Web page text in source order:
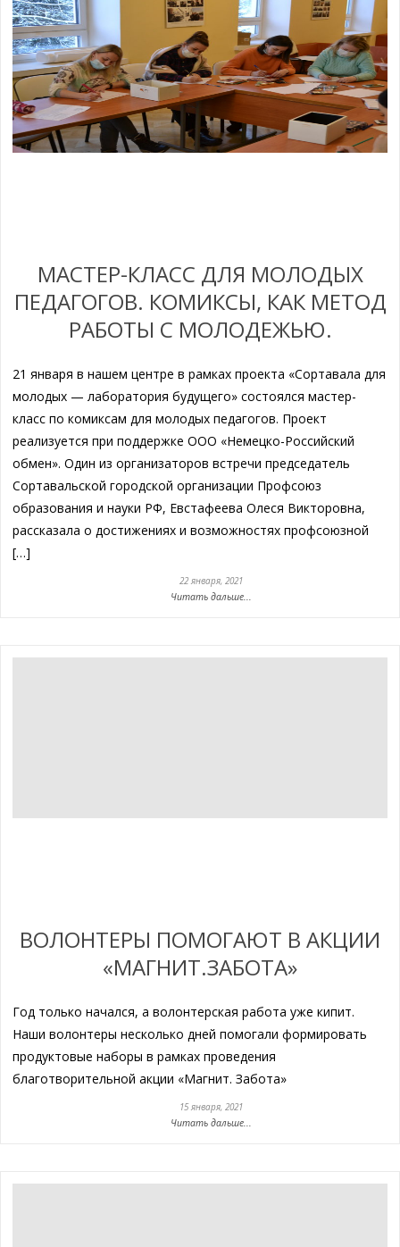
МАСТЕР-КЛАСС ДЛЯ МОЛОДЫХ
ПЕДАГОГОВ. КОМИКСЫ, КАК МЕТОД
РАБОТЫ С МОЛОДЕЖЬЮ.
21 января в нашем центре в рамках проекта «Сортавала для
молодых — лаборатория будущего» состоялся мастер-
класс по комиксам для молодых педагогов. Проект
реализуется при поддержке ООО «Немецко-Российский
обмен». Один из организаторов встречи председатель
Сортавальской городской организации Профсоюз
образования и науки РФ, Евстафеева Олеся Викторовна,
рассказала о достижениях и возможностях профсоюзной
[…]
22 января, 2021
Читать дальше...
ВОЛОНТЕРЫ ПОМОГАЮТ В АКЦИИ
«МАГНИТ.ЗАБОТА»
Год только начался, а волонтерская работа уже кипит.
Наши волонтеры несколько дней помогали формировать
продуктовые наборы в рамках проведения
благотворительной акции «Магнит. Забота»
15 января, 2021
Читать дальше...